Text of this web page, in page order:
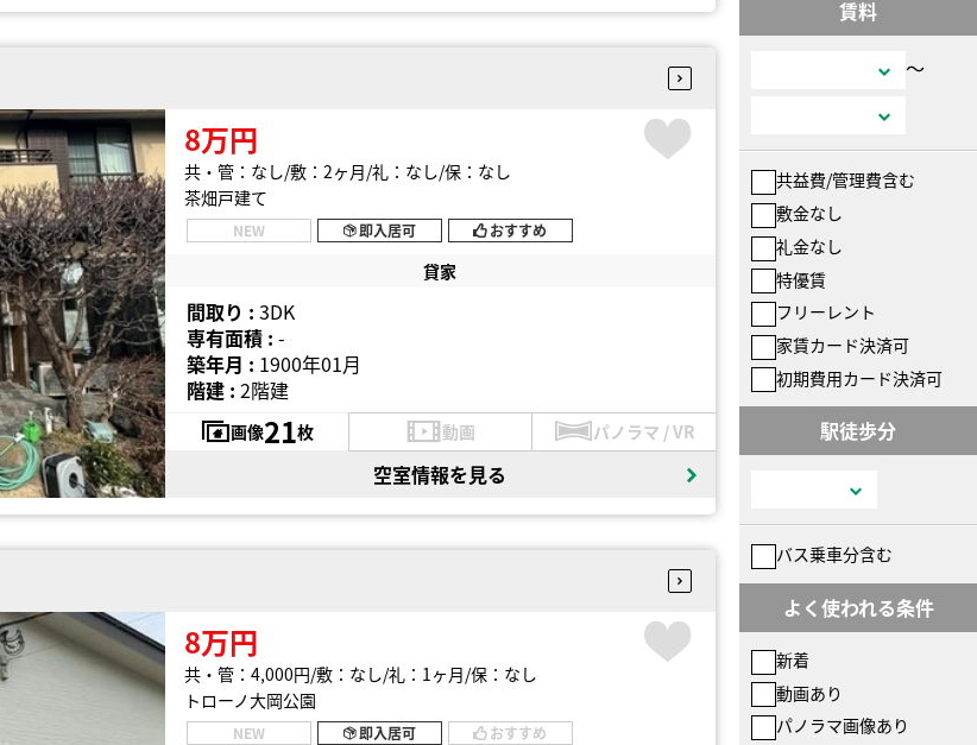
8万円
共・管：なし 敷：2ヶ月 礼：なし 保：なし
茶畑戸建て
NEW 即入居可 おすすめ
貸家
間取り : 3DK
専有面積 : -
築年月 : 1900年01月
階建 : 2階建
画像21枚 動画 パノラマ / VR
空室情報を見る
8万円
共・管：4,000円 敷：なし 礼：1ヶ月 保：なし
トローノ大岡公園
NEW 即入居可 おすすめ
賃料
〜
共益費/管理費含む
敷金なし
礼金なし
特優賃
フリーレント
家賃カード決済可
初期費用カード決済可
駅徒歩分
バス乗車分含む
よく使われる条件
新着
動画あり
パノラマ画像あり